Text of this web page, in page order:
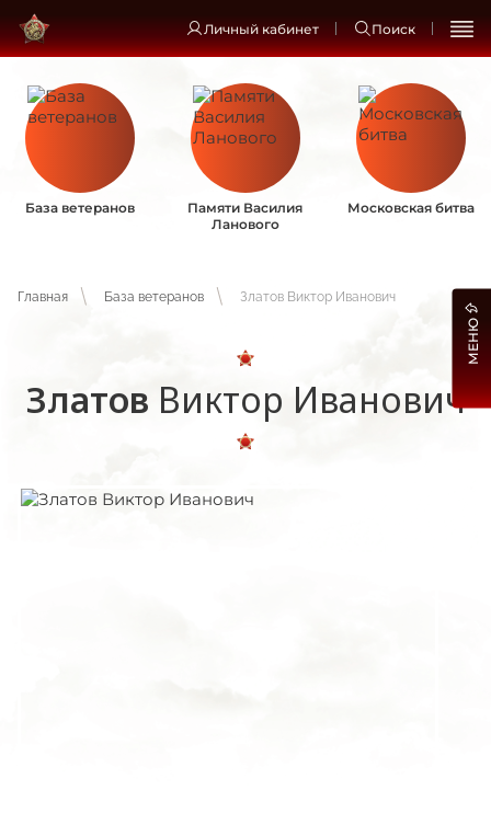
Личный кабинет Поиск
База ветеранов
Памяти Василия
Ланового
Московская битва
Главная База ветеранов Златов Виктор Иванович
Златов Виктор Иванович
МЕНЮ